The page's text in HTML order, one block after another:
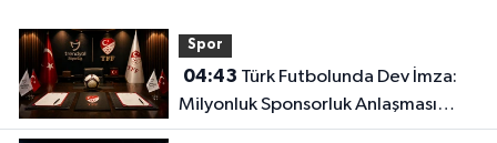
Spor
04:43
Milyonluk Sponsorluk Anlaşması
Uzatıldı!